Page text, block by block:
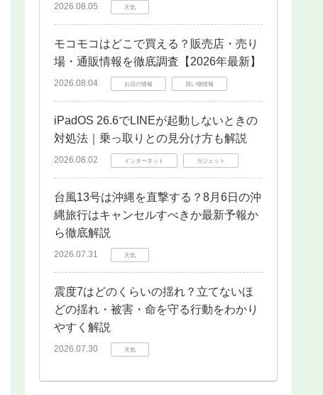
2026.08.05 天気
モコモコはどこで買える？販売店・売り
場・通販情報を徹底調査【2026年最新】
2026.08.04 お店の情報 買い物情報
iPadOS 26.6でLINEが起動しないときの
対処法｜乗っ取りとの見分け方も解説
2026.08.02 インターネット ガジェット
台風13号は沖縄を直撃する？8月6日の沖
縄旅行はキャンセルすべきか最新予報か
ら徹底解説
2026.07.31 天気
震度7はどのくらいの揺れ？立てないほ
どの揺れ・被害・命を守る行動をわかり
やすく解説
2026.07.30 天気